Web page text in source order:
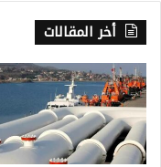
أخر المقالات